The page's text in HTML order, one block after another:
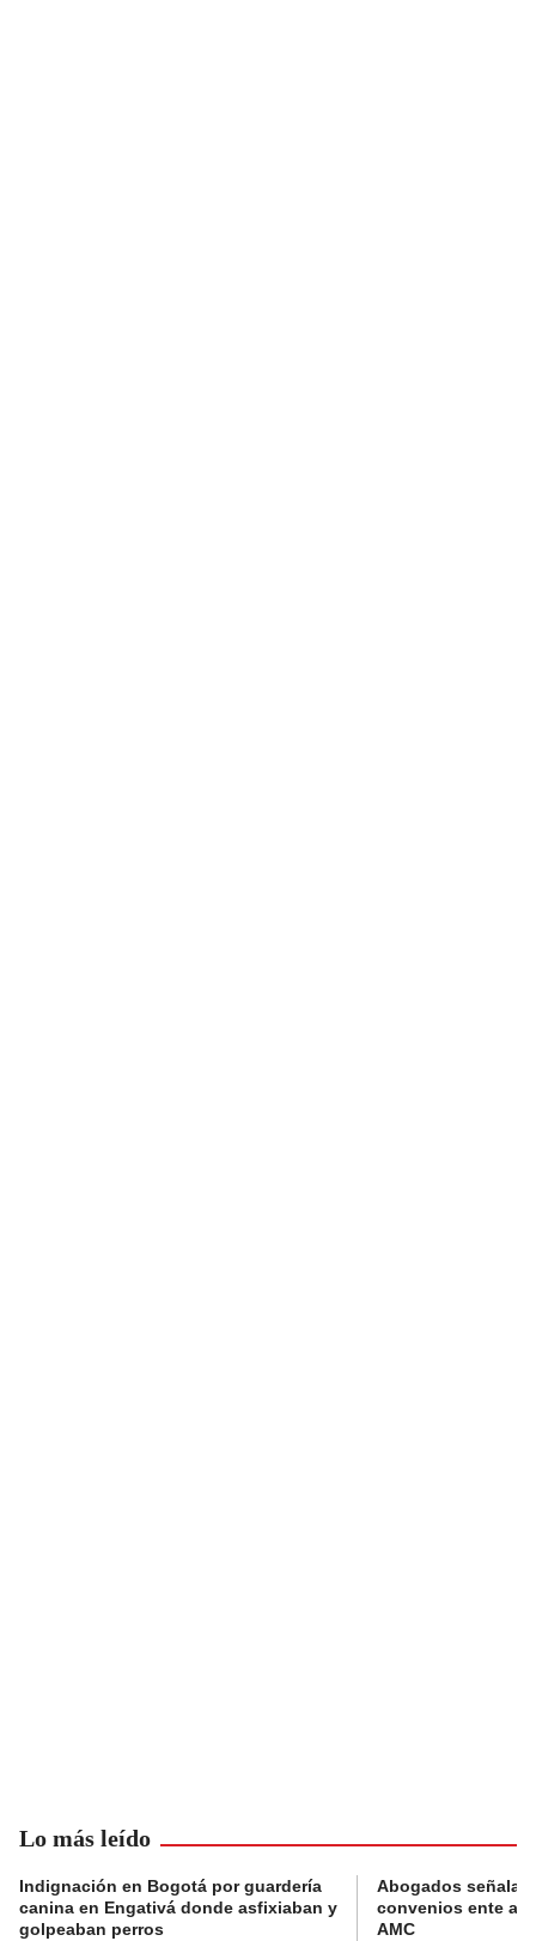
Lo más leído
Indignación en Bogotá por guardería
canina en Engativá donde asfixiaban y
golpeaban perros
Abogados
convenios ente
AMC